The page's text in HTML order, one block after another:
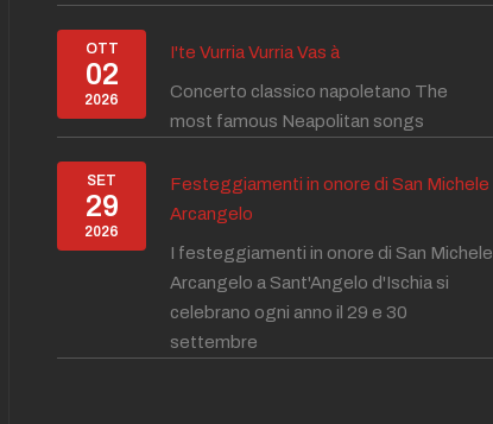
OTT
02
2026
I'te Vurria Vurria Vas à
Concerto classico napoletano The
most famous Neapolitan songs
SET
29
2026
Festeggiamenti in onore di San Michele
Arcangelo
I festeggiamenti in onore di San Michele
Arcangelo a Sant'Angelo d'Ischia si
celebrano ogni anno il 29 e 30
settembre